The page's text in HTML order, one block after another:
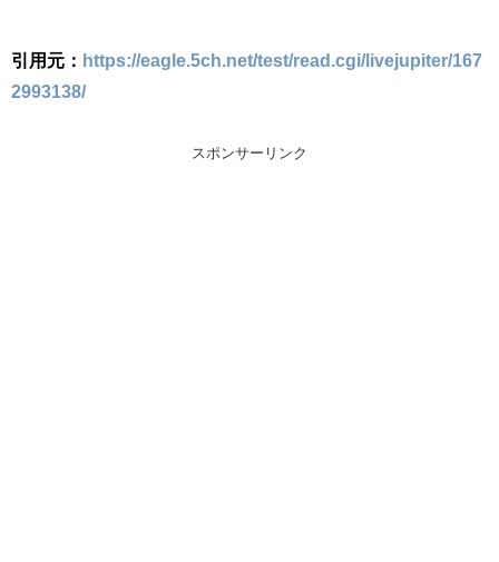
引用元： https://eagle.5ch.net/test/read.cgi/livejupiter/167
2993138/
スポンサーリンク